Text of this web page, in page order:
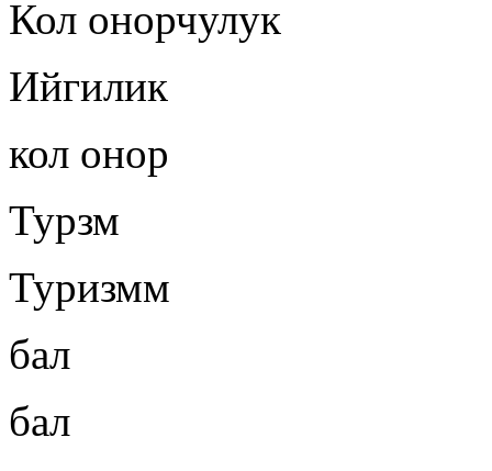
Кол онорчулук
Ийгилик
кол онор
Турзм
Туризмм
бал
бал